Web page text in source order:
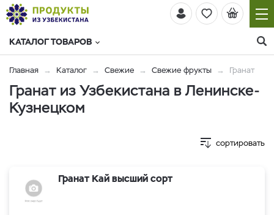
КАТАЛОГ ТОВАРОВ
Главная Каталог Свежие Свежие фрукты Гранат
Гранат из Узбекистана в Ленинске-
Кузнецком
сортировать
Гранат Кай высший сорт